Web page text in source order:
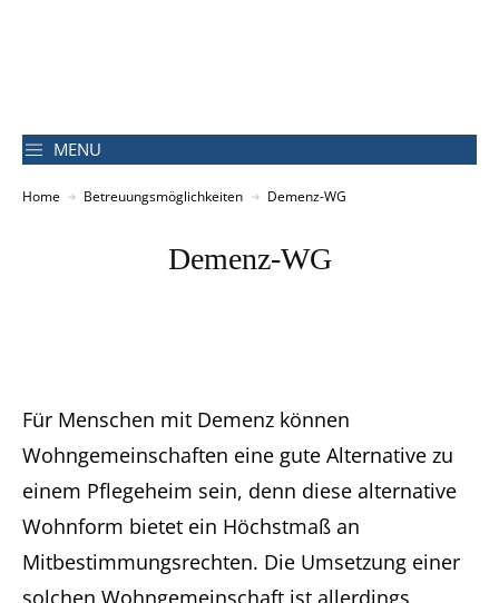
MENU
Home Betreuungsmöglichkeiten Demenz-WG
Demenz-WG
Für Menschen mit Demenz können
Wohngemeinschaften eine gute Alternative zu
einem Pflegeheim sein, denn diese alternative
Wohnform bietet ein Höchstmaß an
Mitbestimmungsrechten. Die Umsetzung einer
solchen Wohngemeinschaft ist allerdings